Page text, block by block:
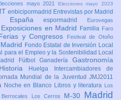
mayo 2021 Elecciones mayo 2023
enbicipormadrid Entrevistas por Madrid
Españaespormadrid Eurovegas
Exposiciones en Madrid Familia Faro
y Congresos Festival de Otoño
Fondo Estatal de Inversión Local
para el Empleo y la Sostenibilidad Local
FútbolGanaderíaGastronomía
Historia Huelga
Intercambiadores de
Mundial de la Juventud JMJ2011
Noche en Blanco Libros y literatura
Los
Berrocales Los Cerros M-30 Madrid